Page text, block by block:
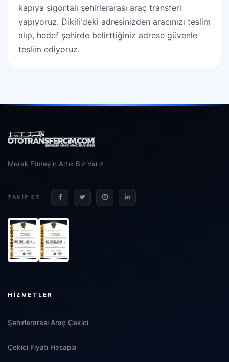
kapıya sigortalı şehirlerarası araç transferi
yapıyoruz. Dikili'deki adresinizden aracınızı teslim
alıp, hedef şehirde belirttiğiniz adrese güvenle
teslim ediyoruz.
Merak Etmeyin Artık Biz Varız.
TAKIP ET
HIZMETLER
Şehirlerarası Araç Çekici
Çekici Fiyatı Hesapla